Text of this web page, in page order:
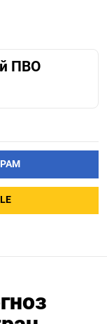
ПВО